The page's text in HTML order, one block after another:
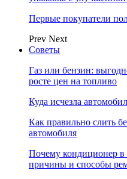
Первые покупатели
Prev Next
Советы
Газ или бензин:
росте цен на топливо
Куда исчезла
Как правильно слить
автомобиля
Почему кондиционер в
причины и способы